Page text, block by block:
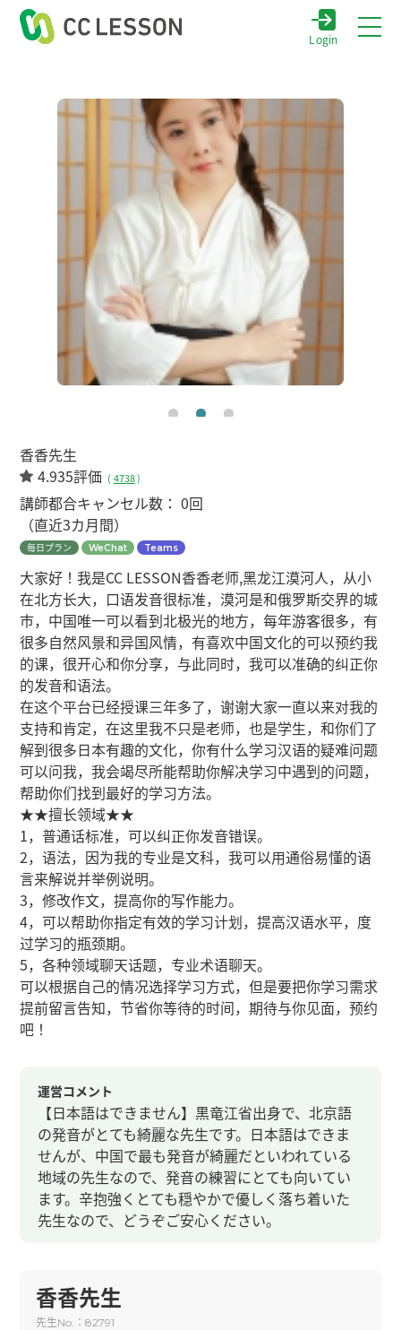
Login
香香先生
4.935評価 ( 4738)
講師都合キャンセル数：0回
（直近3カ月間）
毎日プラン WeChat Teams
大家好！我是CC LESSON香香老师,黑龙江漠河人，从小
在北方长大，口语发音很标准，漠河是和俄罗斯交界的城
市，中国唯一可以看到北极光的地方，每年游客很多，有
很多自然风景和异国风情，有喜欢中国文化的可以预约我
的课，很开心和你分享，与此同时，我可以准确的纠正你
的发音和语法。
在这个平台已经授课三年多了，谢谢大家一直以来对我的
支持和肯定，在这里我不只是老师，也是学生，和你们了
解到很多日本有趣的文化，你有什么学习汉语的疑难问题
可以问我，我会竭尽所能帮助你解决学习中遇到的问题，
帮助你们找到最好的学习方法。
★★擅长领域★★
1，普通话标准，可以纠正你发音错误。
2，语法，因为我的专业是文科，我可以用通俗易懂的语
言来解说并举例说明。
3，修改作文，提高你的写作能力。
4，可以帮助你指定有效的学习计划，提高汉语水平，度
过学习的瓶颈期。
5，各种领域聊天话题，专业术语聊天。
可以根据自己的情况选择学习方式，但是要把你学习需求
提前留言告知，节省你等待的时间，期待与你见面，预约
吧！
運営コメント
【日本語はできません】黒竜江省出身で、北京語
の発音がとても綺麗な先生です。日本語はできま
せんが、中国で最も発音が綺麗だといわれている
地域の先生なので、発音の練習にとても向いてい
ます。辛抱強くとても穏やかで優しく落ち着いた
先生なので、どうぞご安心ください。
香香先生
先生No. ：82791